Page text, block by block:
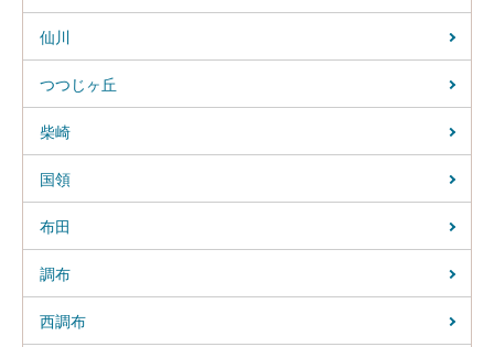
仙川
つつじヶ丘
柴崎
国領
布田
調布
西調布